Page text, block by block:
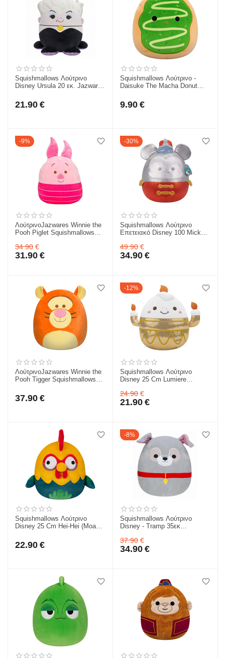
Squishmallows Λούτρινο
Disney Ursula 20 εκ. Jazwares
21.90 €
Squishmallows Λούτρινο -
Daisuke The Macha Donut
F4
9.90 €
9%
ΛούτρινοJazwares Winnie the
Pooh Piglet Squishmallows
JWSQ0023-2
34.90 €
31.90 €
30%
Squishmallows Λούτρινο
Επετειακό Disney 100 Mickey
49.90 €
34.90 €
ΛούτρινοJazwares Winnie the
Pooh Tigger Squishmallows
JWSQ0023-4
37.90 €
12%
Squishmallows Λούτρινο
Disney 25 Cm Lumiere
JWSQ0072-6
24.90 €
21.90 €
Squishmallows Λούτρινο
Disney 25 Cm Hei-Hei (Moana)
22.90 €
8%
Squishmallows Λούτρινο
Disney - Tramp 35εκ
37.90 €
34.90 €